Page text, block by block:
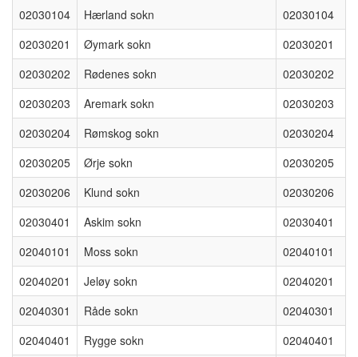
02030104 Hærland sokn
02030104
02030201
Øymark sokn
02030201
02030202
Rødenes sokn
02030202
02030203
Aremark sokn
02030203
02030204
Rømskog sokn
02030204
02030205
Ørje sokn
02030205
02030206
Klund sokn
02030206
02030401
Askim sokn
02030401
02040101
Moss sokn
02040101
02040201
Jeløy sokn
02040201
02040301
Råde sokn
02040301
02040401
Rygge sokn
02040401